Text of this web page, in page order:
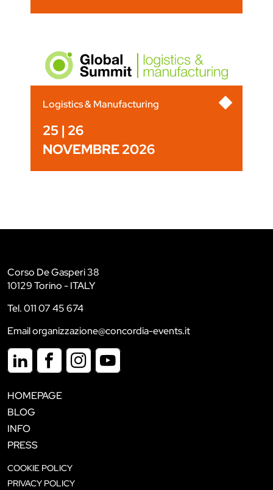
Logistics & Manufacturing
25 | 26
NOVEMBRE 2026
Corso De Gasperi 38
10129 Torino - ITALY
Tel. 011 07 45 674
Email organizzazione@concordia-events.it
HOMEPAGE
BLOG
INFO
PRESS
COOKIE POLICY
PRIVACY POLICY